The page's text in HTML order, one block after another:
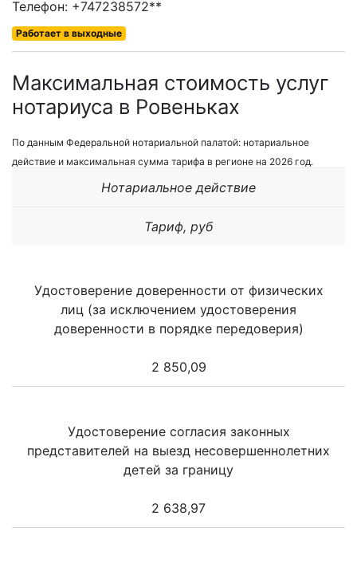
Телефон: +747238572**
Работает в выходные
Максимальная стоимость услуг
нотариуса в Ровеньках
По данным Федеральной нотариальной палатой: нотариальное
действие и максимальная сумма тарифа в регионе на 2026 год.
Нотариальное действие
Тариф, руб
Удостоверение доверенности от физических
лиц (за исключением удостоверения
доверенности в порядке передоверия)
2 850,09
Удостоверение согласия законных
представителей на выезд несовершеннолетних
детей за границу
2 638,97